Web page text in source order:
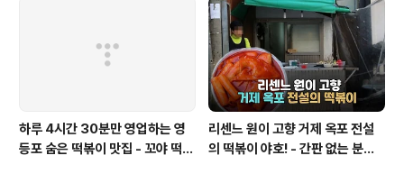
하루 4시간 30분만 영업하는 영
등포 숨은 떡볶이 맛집 - 꼬야 떡볶
리센느 원이 고향 거제 옥포 전설
의 떡볶이 야호! - 간판 없는 분식